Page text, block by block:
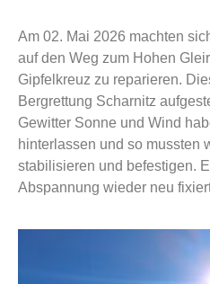
Am 02. Mai 2026 machten
auf den Weg zum Hohen
Gipfelkreuz zu reparieren.
Bergrettung Scharnitz
Gewitter Sonne und Wind
hinterlassen und so mussten
stabilisieren und befestigen.
Abspannung wieder neu